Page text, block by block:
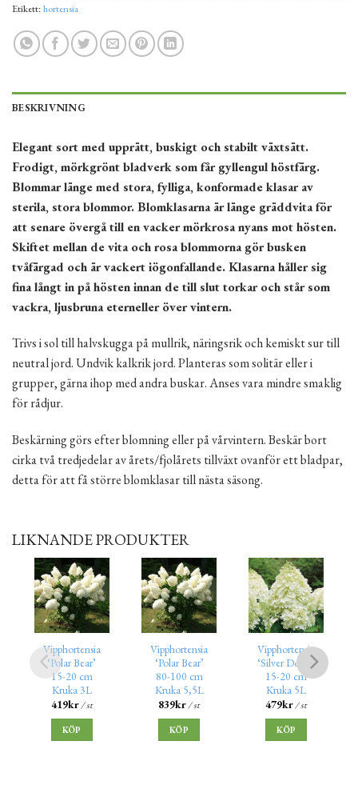
Etikett:hortensia
BESKRIVNING
Elegant sort med upprätt, buskigt och stabilt växtsätt.
Frodigt, mörkgrönt bladverk som får gyllengul höstfärg.
Blommar länge med stora, fylliga, konformade klasar av
sterila, stora blommor. Blomklasarna är länge gräddvita för
att senare övergå till en vacker mörkrosa nyans mot hösten.
Skiftet mellan de vita och rosa blommorna gör busken
tvåfärgad och är vackert iögonfallande. Klasarna håller sig
fina långt in på hösten innan de till slut torkar och står som
vackra, ljusbruna eterneller över vintern.
Trivs i sol till halvskugga på mullrik, näringsrik och kemiskt sur till
neutral jord. Undvik kalkrik jord. Planteras som solitär eller i
grupper, gärna ihop med andra buskar. Anses vara mindre smaklig
för rådjur.
Beskärning görs efter blomning eller på vårvintern. Beskär bort
cirka två tredjedelar av årets/fjolårets tillväxt ovanför ett bladpar,
detta för att få större blomklasar till nästa säsong.
LIKNANDE PRODUKTER
Vipphortensia
‘Polar Bear’
15-20 cm
Kruka 3L
419kr/ st
KÖP
Vipphortensia
‘Polar Bear’
80-100 cm
Kruka 5,5L
839kr/ st
KÖP
Vipphortensia
‘Silver Dollar’
15-20 cm
Kruka 5L
479kr/ st
KÖP